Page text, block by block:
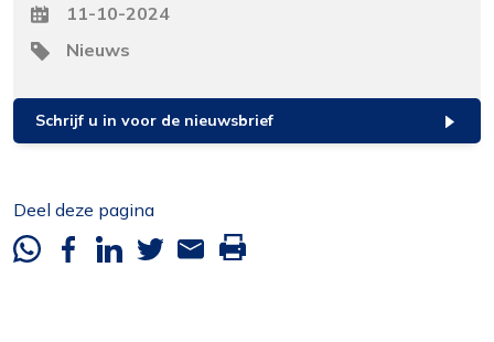
Datum
11-10-2024
TagNieuws
Schrijf u in voor de nieuwsbrief
Deel deze pagina
WhatsappFacebook LinkedinTwitter Mail